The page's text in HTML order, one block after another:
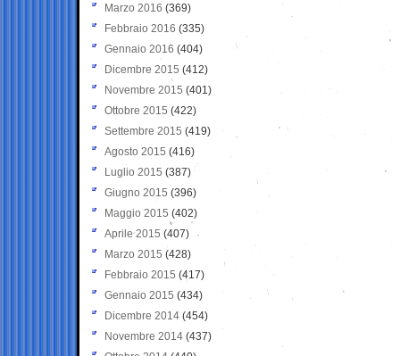
Marzo 2016 (369)
Febbraio 2016 (335)
Gennaio 2016 (404)
Dicembre 2015 (412)
Novembre 2015 (401)
Ottobre 2015 (422)
Settembre 2015 (419)
Agosto 2015 (416)
Luglio 2015 (387)
Giugno 2015 (396)
Maggio 2015 (402)
Aprile 2015 (407)
Marzo 2015 (428)
Febbraio 2015 (417)
Gennaio 2015 (434)
Dicembre 2014 (454)
Novembre 2014 (437)